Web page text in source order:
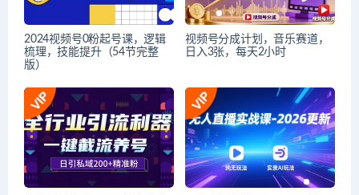
2024视频号0粉起号课，逻辑
梳理，技能提升（54节完整
版）
视频号分成计划，音乐赛道，
日入3张，每天2小时